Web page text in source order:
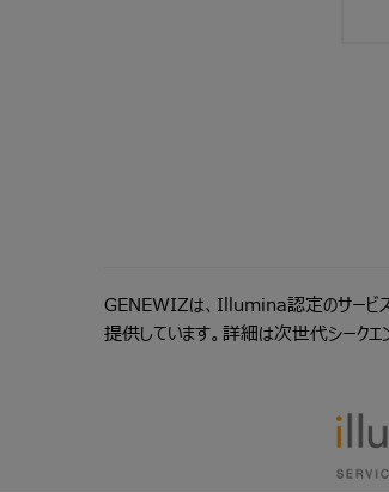
GENEWIZは、Illumina認定のサービ
提供しています。詳細は次世代シークエ